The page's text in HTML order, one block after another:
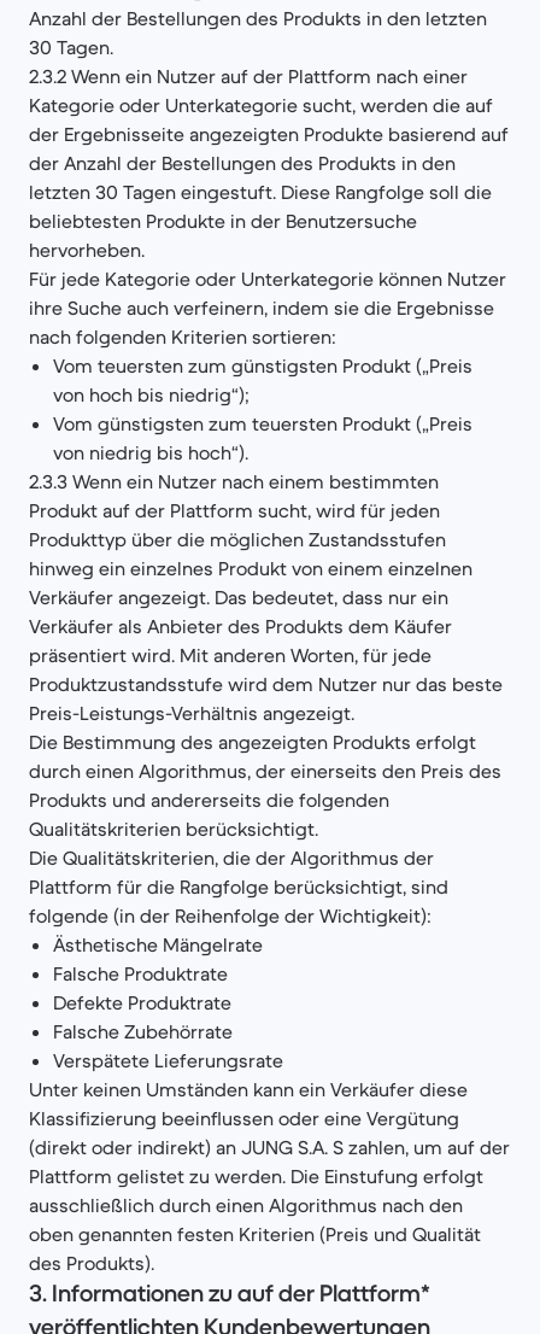
Anzahl der Bestellungen des Produkts in den letzten
30 Tagen.
2.3.2 Wenn ein Nutzer auf der Plattform nach einer
Kategorie oder Unterkategorie sucht, werden die auf
der Ergebnisseite angezeigten Produkte basierend auf
der Anzahl der Bestellungen des Produkts in den
letzten 30 Tagen eingestuft. Diese Rangfolge soll die
beliebtesten Produkte in der Benutzersuche
hervorheben.
Für jede Kategorie oder Unterkategorie können Nutzer
ihre Suche auch verfeinern, indem sie die Ergebnisse
nach folgenden Kriterien sortieren:
Vom teuersten zum günstigsten Produkt („Preis
von hoch bis niedrig“);
Vom günstigsten zum teuersten Produkt („Preis
von niedrig bis hoch“).
2.3.3 Wenn ein Nutzer nach einem bestimmten
Produkt auf der Plattform sucht, wird für jeden
Produkttyp über die möglichen Zustandsstufen
hinweg ein einzelnes Produkt von einem einzelnen
Verkäufer angezeigt. Das bedeutet, dass nur ein
Verkäufer als Anbieter des Produkts dem Käufer
präsentiert wird. Mit anderen Worten, für jede
Produktzustandsstufe wird dem Nutzer nur das beste
Preis-Leistungs-Verhältnis angezeigt.
Die Bestimmung des angezeigten Produkts erfolgt
durch einen Algorithmus, der einerseits den Preis des
Produkts und andererseits die folgenden
Qualitätskriterien berücksichtigt.
Die Qualitätskriterien, die der Algorithmus der
Plattform für die Rangfolge berücksichtigt, sind
folgende (in der Reihenfolge der Wichtigkeit):
Ästhetische Mängelrate
Falsche Produktrate
Defekte Produktrate
Falsche Zubehörrate
Verspätete Lieferungsrate
Unter keinen Umständen kann ein Verkäufer diese
Klassifizierung beeinflussen oder eine Vergütung
(direkt oder indirekt) an JUNG S.A. S zahlen, um auf der
Plattform gelistet zu werden. Die Einstufung erfolgt
ausschließlich durch einen Algorithmus nach den
oben genannten festen Kriterien (Preis und Qualität
des Produkts).
3. Informationen zu auf der Plattform*
veröffentlichten Kundenbewertungen